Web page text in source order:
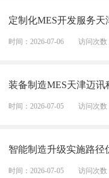
定制化MES开发服务
时间：2026-07-06 访问次数
装备制造MES天津迈
时间：2026-07-05 访问次数
智能制造升级实施路径
时间：2026-07-05 访问次数